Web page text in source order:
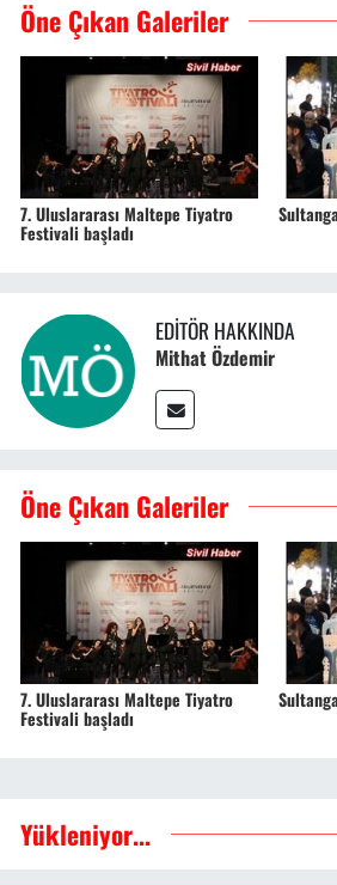
Öne Çıkan Galeriler
7. Uluslararası Maltepe Tiyatro
Festivali başladı
EDITÖR HAKKINDA
Mithat Özdemir
Öne Çıkan Galeriler
7. Uluslararası Maltepe Tiyatro
Festivali başladı
Yükleniyor...